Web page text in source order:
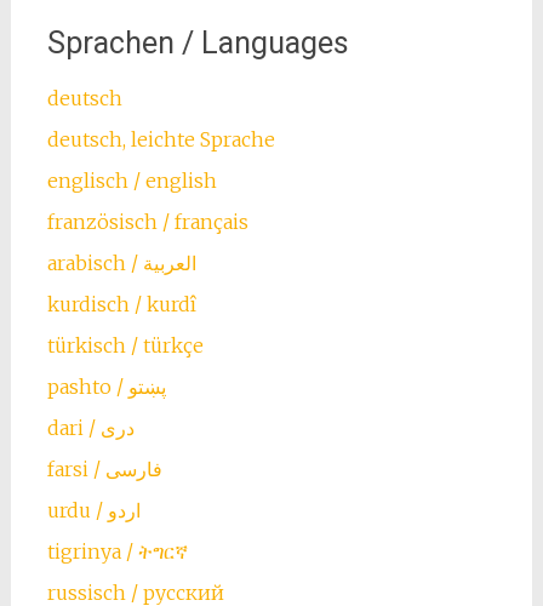
Sprachen / Languages
deutsch
deutsch, leichte Sprache
englisch / english
französisch / français
arabisch / العربية
kurdisch / kurdî
türkisch / türkçe
dari / ‏درى‎
farsi / ‏فارسی
urdu / اردو
tigrinya / ትግርኛ
russisch / русский